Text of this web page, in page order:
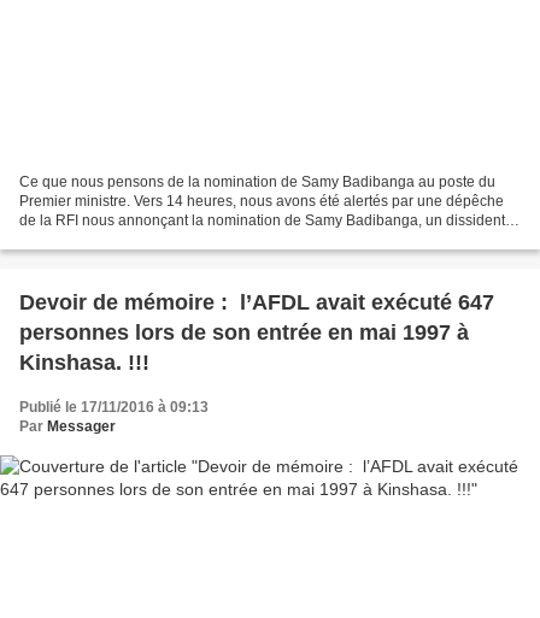
Ce que nous pensons de la nomination de Samy Badibanga au poste du
Premier ministre. Vers 14 heures, nous avons été alertés par une dépêche
de la RFI nous annonçant la nomination de Samy Badibanga, un dissident
Devoir de mémoire : l’AFDL avait exécuté 647
personnes lors de son entrée en mai 1997 à
Kinshasa. !!!
Publié le 17/11/2016 à 09:13
Par Messager